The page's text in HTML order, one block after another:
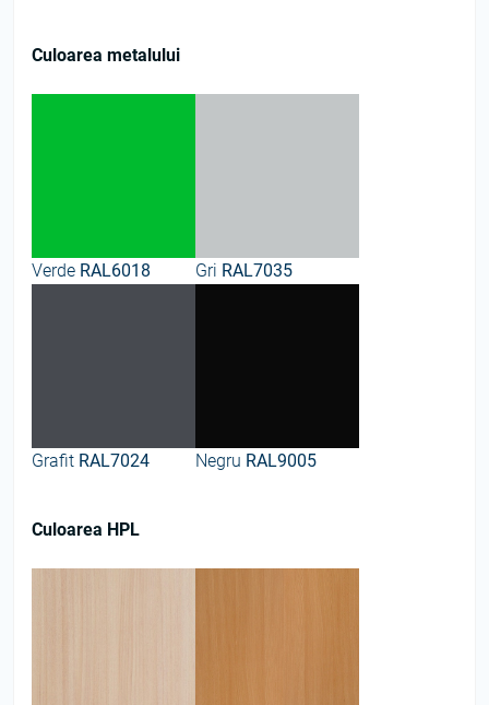
Culoarea metalului
Verde RAL6018 Gri RAL7035
Grafit RAL7024 Negru RAL9005
Culoarea HPL